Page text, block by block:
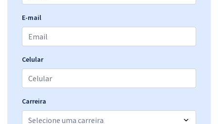
E-mail
Celular
Carreira